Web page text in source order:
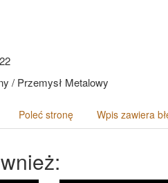
/ Przemysł Metalowy
Poleć stronę Wpis zawiera